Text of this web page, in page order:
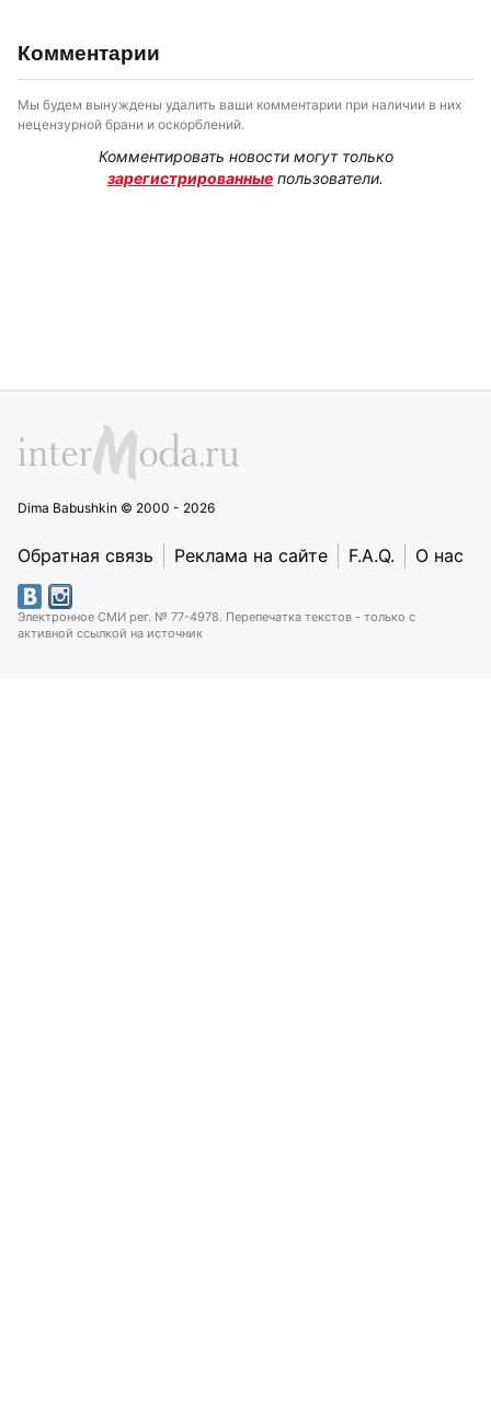
Комментарии
Мы будем вынуждены удалить ваши комментарии при наличии в них
нецензурной брани и оскорблений.
Комментировать новости могут только
зарегистрированные пользователи.
Dima Babushkin © 2000 - 2026
Обратная связь Реклама на сайте F.A.Q. О нас
Электронное СМИ рег. № 77-4978. Перепечатка текстов - только с
активной ссылкой на источник